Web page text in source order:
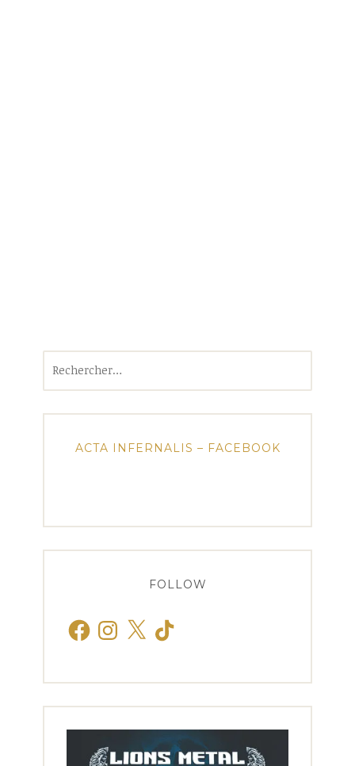
ACTA INFERNALIS – FACEBOOK
FOLLOW
FacebookInstagram
X TikTok